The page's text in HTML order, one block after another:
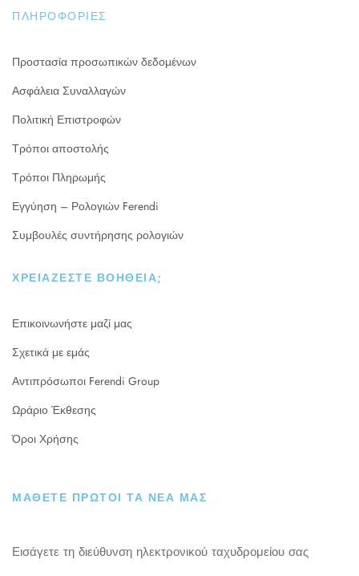
ΠΛΗΡΟΦΟΡΊΕΣ
Προστασία προσωπικών δεδομένων
Ασφάλεια Συναλλαγών
Πολιτική Επιστροφών
Τρόποι αποστολής
Τρόποι Πληρωμής
Εγγύηση – Ρολογιών Ferendi
Συμβουλές συντήρησης ρολογιών
ΧΡΕΙΆΖΕΣΤΕ ΒΟΉΘΕΙΑ;
Επικοινωνήστε μαζί μας
Σχετικά με εμάς
Αντιπρόσωποι Ferendi Group
Ωράριο Έκθεσης
Όροι Χρήσης
ΜΑΘΕΤΕ ΠΡΩΤΟΙ ΤΑ ΝΕΑ ΜΑΣ
Εισάγετε τη διεύθυνση ηλεκτρονικού ταχυδρομείου σας